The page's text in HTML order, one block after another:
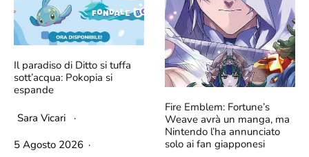
Il paradiso di Ditto si tuffa
sott’acqua: Pokopia si
espande
Sara Vicari
·
5 Agosto 2026 ·
Fire Emblem: Fortune’s
Weave avrà un manga, ma
Nintendo l’ha annunciato
solo ai fan giapponesi